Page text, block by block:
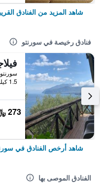
شاهد المزيد من الفنادق
فنادق رخيصة في سورنتو
1.5 كيلومتر عن وسط المدينة
273 ﷼
شاهد أرخص الفنادق في
الفنادق الموصى بها